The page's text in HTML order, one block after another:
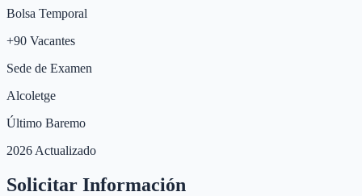
Bolsa Temporal
+90 Vacantes
Sede de Examen
Alcoletge
Último Baremo
2026 Actualizado
Solicitar Información